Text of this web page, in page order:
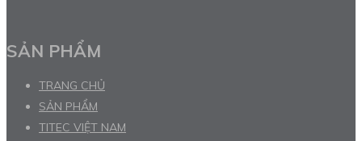
SẢN PHẨM
TRANG CHỦ
SẢN PHẨM
TITEC VIỆT NAM